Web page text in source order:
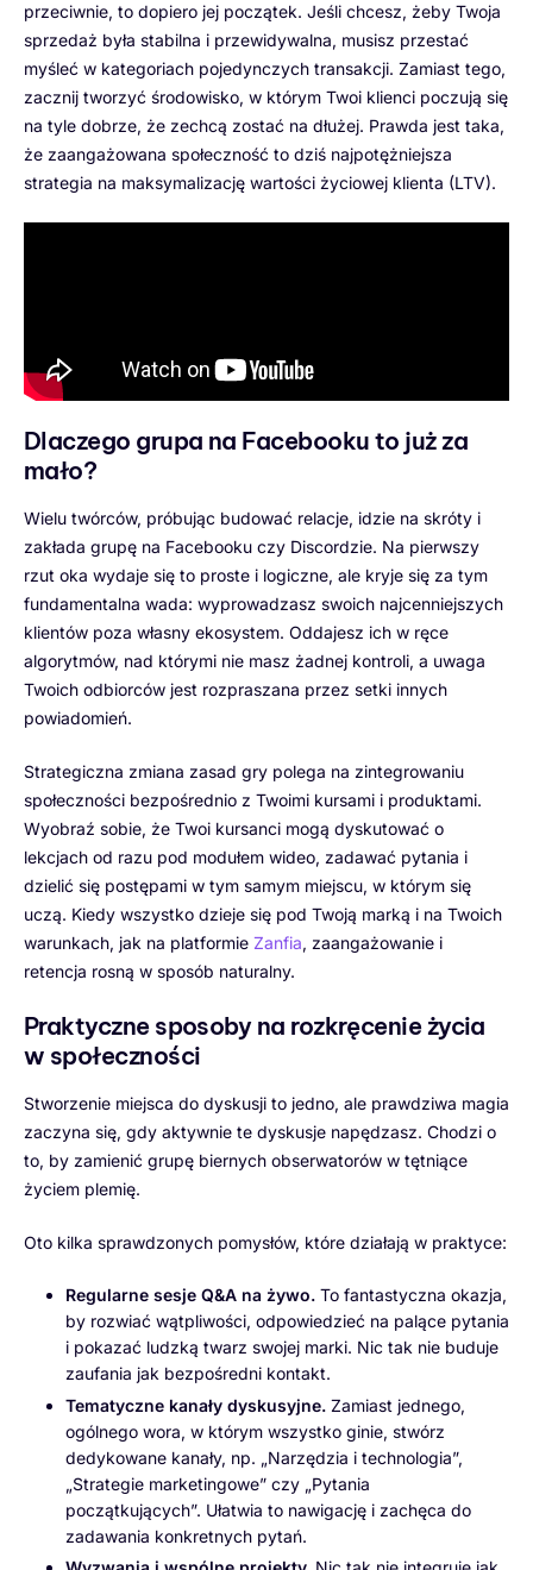
przeciwnie, to dopiero jej początek. Jeśli chcesz, żeby Twoja
sprzedaż była stabilna i przewidywalna, musisz przestać
myśleć w kategoriach pojedynczych transakcji. Zamiast tego,
zacznij tworzyć środowisko, w którym Twoi klienci poczują się
na tyle dobrze, że zechcą zostać na dłużej. Prawda jest taka,
że zaangażowana społeczność to dziś najpotężniejsza
strategia na maksymalizację wartości życiowej klienta (LTV).
Dlaczego grupa na Facebooku to już za
mało?
Wielu twórców, próbując budować relacje, idzie na skróty i
zakłada grupę na Facebooku czy Discordzie. Na pierwszy
rzut oka wydaje się to proste i logiczne, ale kryje się za tym
fundamentalna wada: wyprowadzasz swoich najcenniejszych
klientów poza własny ekosystem. Oddajesz ich w ręce
algorytmów, nad którymi nie masz żadnej kontroli, a uwaga
Twoich odbiorców jest rozpraszana przez setki innych
powiadomień.
Strategiczna zmiana zasad gry polega na zintegrowaniu
społeczności bezpośrednio z Twoimi kursami i produktami.
Wyobraź sobie, że Twoi kursanci mogą dyskutować o
lekcjach od razu pod modułem wideo, zadawać pytania i
dzielić się postępami w tym samym miejscu, w którym się
uczą. Kiedy wszystko dzieje się pod Twoją marką i na Twoich
warunkach, jak na platformie Zanfia, zaangażowanie i
retencja rosną w sposób naturalny.
Praktyczne sposoby na rozkręcenie życia
w społeczności
Stworzenie miejsca do dyskusji to jedno, ale prawdziwa magia
zaczyna się, gdy aktywnie te dyskusje napędzasz. Chodzi o
to, by zamienić grupę biernych obserwatorów w tętniące
życiem plemię.
Oto kilka sprawdzonych pomysłów, które działają w praktyce:
Regularne sesje Q&A na żywo. To fantastyczna okazja,
by rozwiać wątpliwości, odpowiedzieć na palące pytania
i pokazać ludzką twarz swojej marki. Nic tak nie buduje
zaufania jak bezpośredni kontakt.
Tematyczne kanały dyskusyjne. Zamiast jednego,
ogólnego wora, w którym wszystko ginie, stwórz
dedykowane kanały, np. „Narzędzia i technologia”,
„Strategie marketingowe” czy „Pytania
początkujących”. Ułatwia to nawigację i zachęca do
zadawania konkretnych pytań.